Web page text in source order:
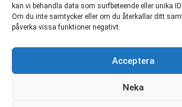
kan vi behandla data som surfbeteende eller unika
Om du inte samtycker eller om du återkallar ditt
påverka vissa funktioner negativt.
Acceptera
Neka